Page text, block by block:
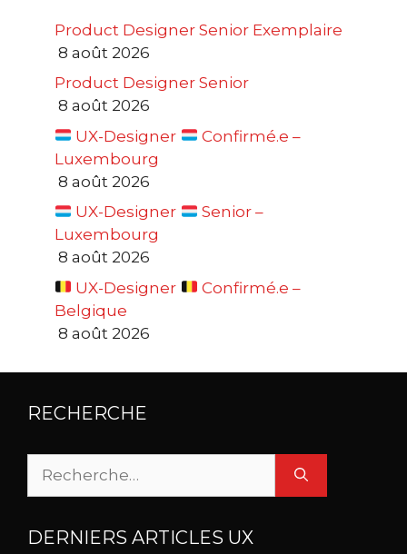
Product Designer Senior Exemplaire
8 août 2026
Product Designer Senior
8 août 2026
UX-Designer
Confirmé.e –
Luxembourg
8 août 2026
UX-Designer
Senior –
Luxembourg
8 août 2026
UX-Designer
Confirmé.e –
Belgique
8 août 2026
RECHERCHE
DERNIERS ARTICLES UX